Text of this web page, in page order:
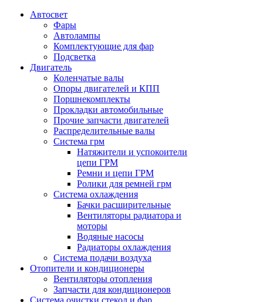
Автосвет
Фары
Автолампы
Комплектующие для фар
Подсветка
Двигатель
Коленчатые валы
Опоры двигателей и КПП
Поршнекомплекты
Прокладки автомобильные
Прочие запчасти двигателей
Распределительные валы
Система грм
Натяжители и успокоители
цепи ГРМ
Ремни и цепи ГРМ
Ролики для ремней грм
Система охлаждения
Бачки расширительные
Вентиляторы радиатора и
моторы
Водяные насосы
Радиаторы охлаждения
Система подачи воздуха
Отопители и кондиционеры
Вентиляторы отопления
Запчасти для кондиционеров
Система очистки стекол и фар